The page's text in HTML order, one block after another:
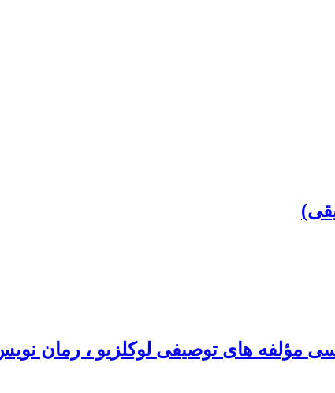
مؤلفه های توصیفی لوکلزیو ، رمان